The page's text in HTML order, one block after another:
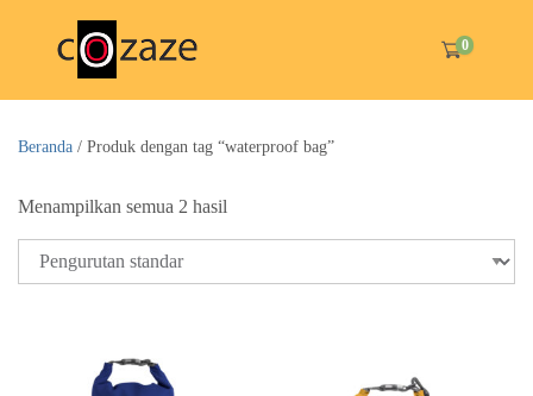
0
Beranda / Produk dengan tag “waterproof bag”
Menampilkan semua 2 hasil